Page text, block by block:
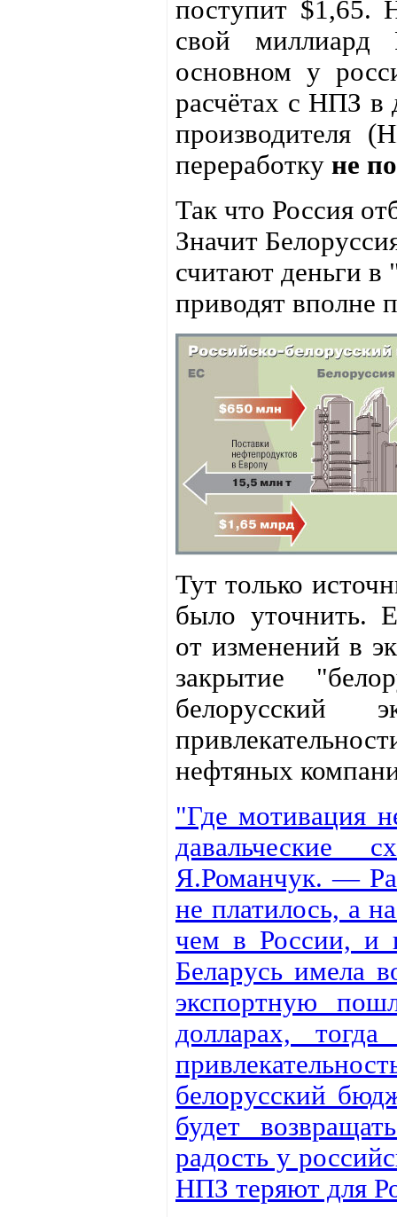
поступит $1,65.
свой
основном у
расчётах с НПЗ в
производителя
переработку не
Так что Россия
Значит
считают деньги в
приводят вполне
Тут только
было уточнить.
от изменений в
закрытие
белорусский
нефтяных
"Где мотивация
Я.Романчук. —
не платилось, а
чем в России, и
Беларусь имела
экспортную
долларах,
белорусский
будет
радость у
НПЗ теряют для